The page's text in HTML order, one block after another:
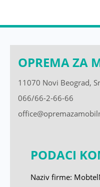
OPREMA ZA
11070 Novi Beograd,
066/66-2-66-66
PODACI
Naziv firme: